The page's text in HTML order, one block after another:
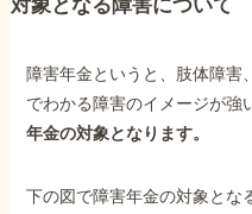
対象となる障害について
障害年金というと、肢体障害
でわかる障害のイメージが強
年金の対象となります。
下の図で障害年金の対象とな